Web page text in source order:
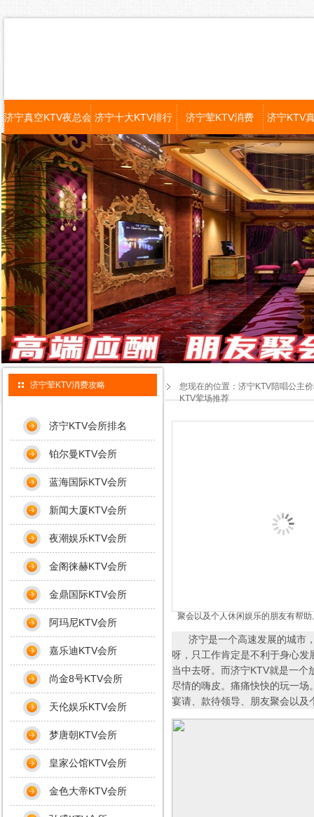
济宁真空KTV夜总会 济宁十大KTV排行 济宁荤KTV消费 济宁KTV
您现在的位置： 济宁KTV陪唱公主
KTV荤场推荐
聚会以及个人休闲娱乐的朋友有帮助
济宁是一个高速发展的城市，
呀，只工作肯定是不利于身心
当中去呀。而济宁KTV就是一个
尽情的嗨皮。痛痛快快的玩一
宴请、款待领导、朋友聚会以及
济宁荤KTV消费攻略
济宁KTV会所排名
铂尔曼KTV会所
蓝海国际KTV会所
新闻大厦KTV会所
夜潮娱乐KTV会所
金阁徕赫KTV会所
金鼎国际KTV会所
阿玛尼KTV会所
嘉乐迪KTV会所
尚金8号KTV会所
天伦娱乐KTV会所
梦唐朝KTV会所
皇家公馆KTV会所
金色大帝KTV会所